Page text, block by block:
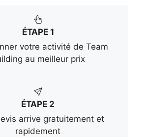
ÉTAPE 1
votre activité de Team
au meilleur prix
ÉTAPE 2
arrive gratuitement et
rapidement